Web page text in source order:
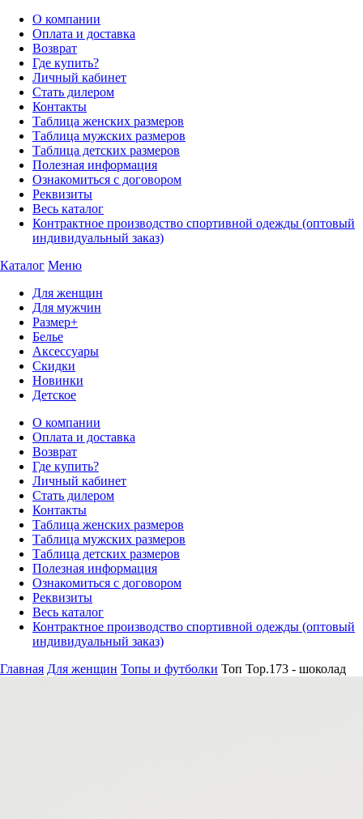
О компании
Оплата и доставка
Возврат
Где купить?
Личный кабинет
Стать дилером
Контакты
Таблица женских размеров
Таблица мужских размеров
Таблица детских размеров
Полезная информация
Ознакомиться с договором
Реквизиты
Весь каталог
Контрактное производство спортивной одежды (оптовый
индивидуальный заказ)
Каталог Меню
Для женщин
Для мужчин
Размер+
Белье
Аксессуары
Скидки
Новинки
Детское
О компании
Оплата и доставка
Возврат
Где купить?
Личный кабинет
Стать дилером
Контакты
Таблица женских размеров
Таблица мужских размеров
Таблица детских размеров
Полезная информация
Ознакомиться с договором
Реквизиты
Весь каталог
Контрактное производство спортивной одежды (оптовый
индивидуальный заказ)
Главная Для женщин Топы и футболки Топ Top.173 - шоколад